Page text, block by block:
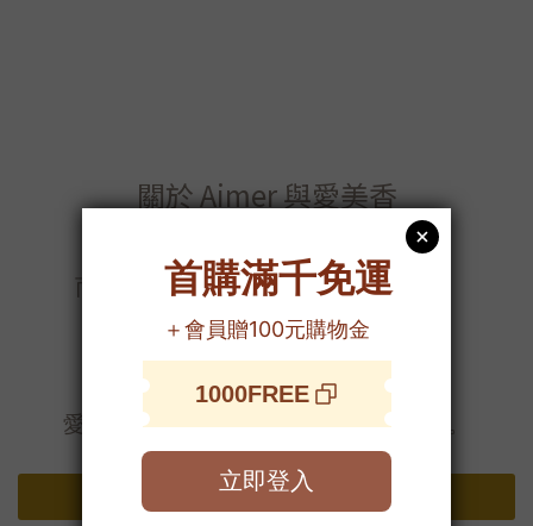
關於 Aimer 與愛美香
這不只是品牌的故事，
而是一位母親為孩子創作的療癒配方。
也是一位擁有靈視天賦的療癒導師，
選擇放下神祕，用科學守護真實。
從顧客變成朋友，從產品到陪伴
愛美香，只為真誠療癒每一位來到的人。
閱讀Aimer的故事>